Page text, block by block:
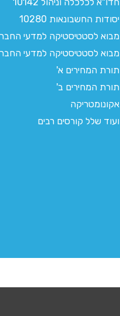
יסודות החשבונאות 10280
מבוא לסטטיסטיקה למדעי
מבוא לסטטיסטיקה למדעי
תורת המחירים א'
תורת המחירים ב'
אקונומטריקה
ועוד שלל קורסים רבים